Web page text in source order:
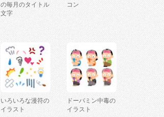
の毎月のタイトル
文字
コン
いろいろな漫符の
イラスト
ドーパミン中毒の
イラスト